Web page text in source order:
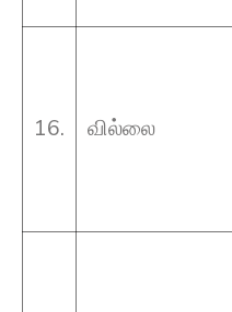
16. வில்லை